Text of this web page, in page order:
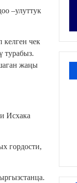
–улуттук
келген чек
турабыз.
жаңы
Исхака
гордости,